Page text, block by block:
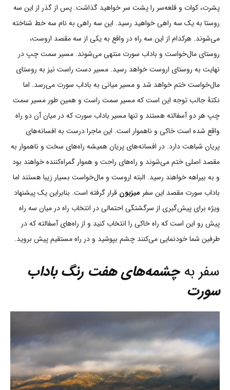
پشرت، کوات و قلعه‌سر را پشت سر خواهید گذاشت. پس از گذر از این سه
روستا به یک سه راهی خواهید رسید. این سه راهی به نام سه خط شناخته
می‌شوند. هرکدام از این سه راه در واقع به یکی از سه مقصد اروست،
روستای مال‌خواست و باداب سورت منتهی می‌شوند. مسیر سمت چپ در
نهایت به روستای اروست خواهد رسید. مسیر دست راست نیز به روستای
مال‌خواست ختم خواهد شد و مسیر میانی به باداب سورت می‌رسد. اما
نکتۀ جالب توجه این است که مسیر سمت راست و همین طور مسیر سمت
چپ هر دو آسفالته هستند و تنها مسیر باداب سورت که در میان آن دو راه
واقع شده است خاکی و ناهموار است. این ماجرا درست به افسانه‌های
پریان شباهت دارد. در افسانه‌های پریان همیشه راه‌های سخت و ناهموار به
مقصد اصلی ختم می‌شوند و راه‌های راحت و هموار گمراه‌کننده خواهند بود
و به بیراهه خواهند رسید. البته اروست و مال‌خواست بسیار زیبا هستند اما
باداب سورت مقصد این سفر میزبون قرار گرفته است. بنابراین یک پیشنهاد
ویژه برای پیش‌گیری از سرگشتگی احتمالی در انتخاب راه در میان سه راه
پیش رو این است که راه خاکی را انتخاب کنید و از راه‌های آسفالته که در
طرفین شما خودنمایی می‌کنند چشم بپوشید و در راه مستقیم پیش بروید.
سفر بهچشمه‌های هفت رنگ باداب
سورت